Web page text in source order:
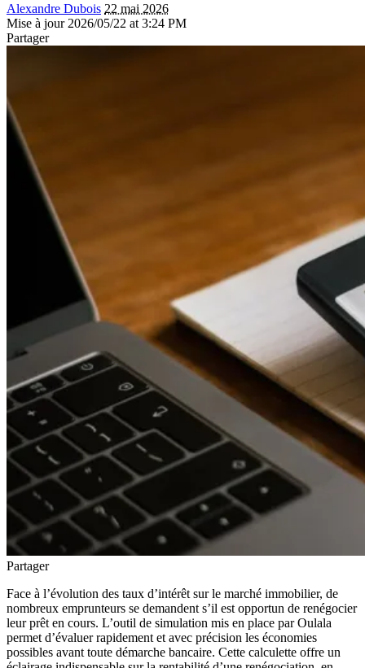
Alexandre Dubois 22 mai 2026
Mise à jour 2026/05/22 at 3:24 PM
Partager
Partager
Face à l’évolution des taux d’intérêt sur le marché immobilier, de
nombreux emprunteurs se demandent s’il est opportun de renégocier
leur prêt en cours. L’outil de simulation mis en place par Oulala
permet d’évaluer rapidement et avec précision les économies
possibles avant toute démarche bancaire. Cette calculette offre un